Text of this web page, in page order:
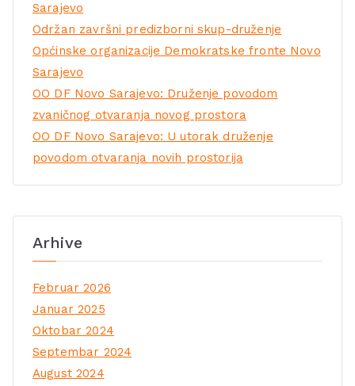
Sarajevo
Održan završni predizborni skup-druženje
Općinske organizacije Demokratske fronte Novo
Sarajevo
OO DF Novo Sarajevo: Druženje povodom
zvaničnog otvaranja novog prostora
OO DF Novo Sarajevo: U utorak druženje
povodom otvaranja novih prostorija
Arhive
Februar 2026
Januar 2025
Oktobar 2024
Septembar 2024
August 2024